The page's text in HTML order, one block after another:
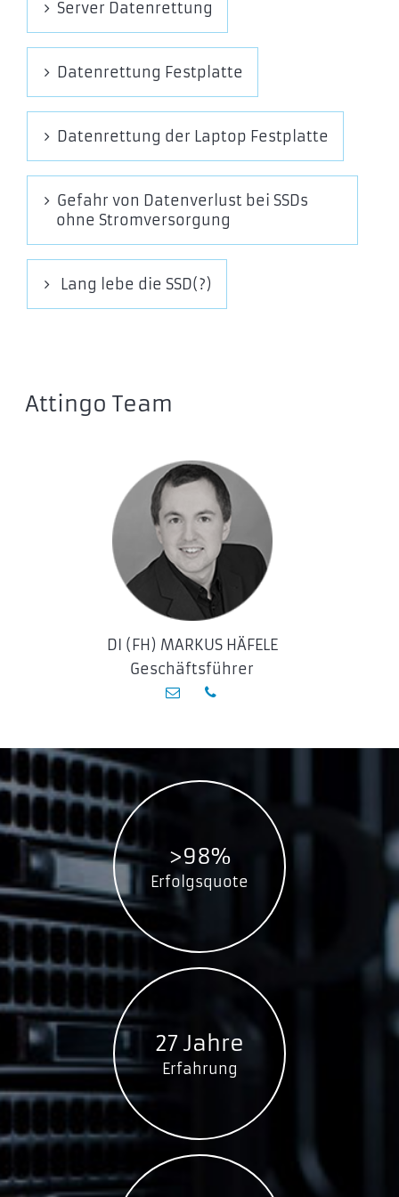
SSDPR-CL100-120-G3
SSDPR-CL100-480-G3
SSDPR-HX100-256
SSDPR-HX100-512
SSDPR-HX100-01T
SSDPR-HL100-256
SSDPR-HL100-512
SSDPR-HL100-01T
IRP-SSDPR-S25C-256
IRP-SSDPR-S25C-512
IRDM gen.2 SATA 2,5″ SSD
IR-SSDPR-S25A-120
IR-SSDPR-S25A-240
IRDM Ultimate X M.2 SSD
IRX-SSDPR-P44X-500-80
IRX-SSDPR-P44X-1K0-80
IRX-SSDPR-P44X-2K0-80
GOODRAM PX500 M.2 SSD
SSDPR-PX500-256-80
GOODRAM CX400 Anniversary SATA 2,5″ SSD
SSDPR-CX400-256-A
GOODRAM S400m mSATA SSD
SSDPB-S400M-060
SSDPB-S400M-120
SSDPB-S400M-240
SSDPB-S400M-480
GOODRAM S400u SATA M.2 2280 SSD
SSDPB-S400U-120-80
SSDPB-S400U-240-80
SSDPB-S400U-480-80
GOODRAM S400u SATA M.2 2260 SSD
SSDPB-S400U-060-60
SSDPB-S400U-120-60
SSDPB-S400U-240-60
GOODRAM S400u SATA M.2 2242 SSD
Server Datenrettung
Datenrettung Festplatte
Datenrettung der Laptop Festplatte
Gefahr von Datenverlust bei SSDs
ohne Stromversorgung
Lang lebe die SSD(?)
Attingo Team
DI (FH) MARKUS HÄFELE
Geschäftsführer
>98%
Erfolgsquote
27 Jahre
Erfahrung